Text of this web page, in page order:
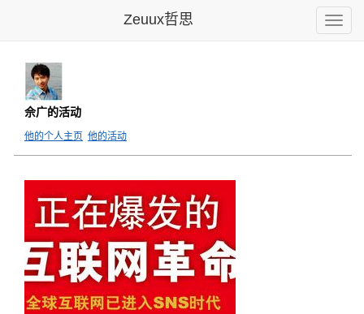
Toggle
Zeuux哲思
佘广的活动
他的个人主页 他的活动